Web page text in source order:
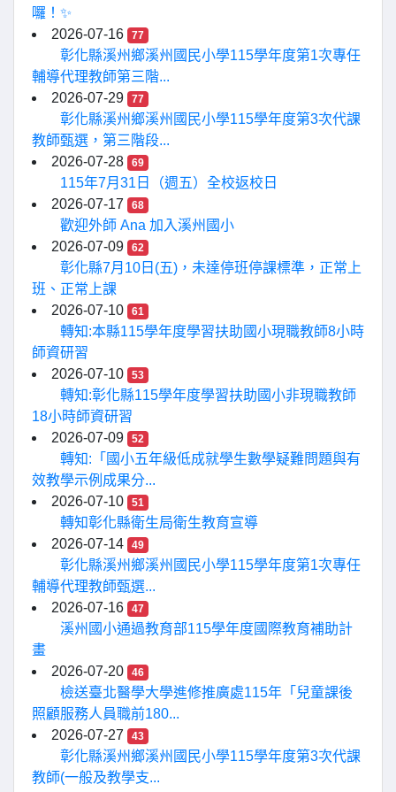
囉！✨
2026-07-16
77
彰化縣溪州鄉溪州國民小學115學年度第1次專任
輔導代理教師第三階...
2026-07-29
77
彰化縣溪州鄉溪州國民小學115學年度第3次代課
教師甄選，第三階段...
2026-07-28
69
115年7月31日（週五）全校返校日
2026-07-17
68
歡迎外師 Ana 加入溪州國小
2026-07-09
62
彰化縣7月10日(五)，未達停班停課標準，正常上
班、正常上課
2026-07-10
61
轉知:本縣115學年度學習扶助國小現職教師8小時
師資研習
2026-07-10
53
轉知:彰化縣115學年度學習扶助國小非現職教師
18小時師資研習
2026-07-09
52
轉知:「國小五年級低成就學生數學疑難問題與有
效教學示例成果分...
2026-07-10
51
轉知彰化縣衛生局衛生教育宣導
2026-07-14
49
彰化縣溪州鄉溪州國民小學115學年度第1次專任
輔導代理教師甄選...
2026-07-16
47
溪州國小通過教育部115學年度國際教育補助計
畫
2026-07-20
46
檢送臺北醫學大學進修推廣處115年「兒童課後
照顧服務人員職前180...
2026-07-27
43
彰化縣溪州鄉溪州國民小學115學年度第3次代課
教師(一般及教學支...